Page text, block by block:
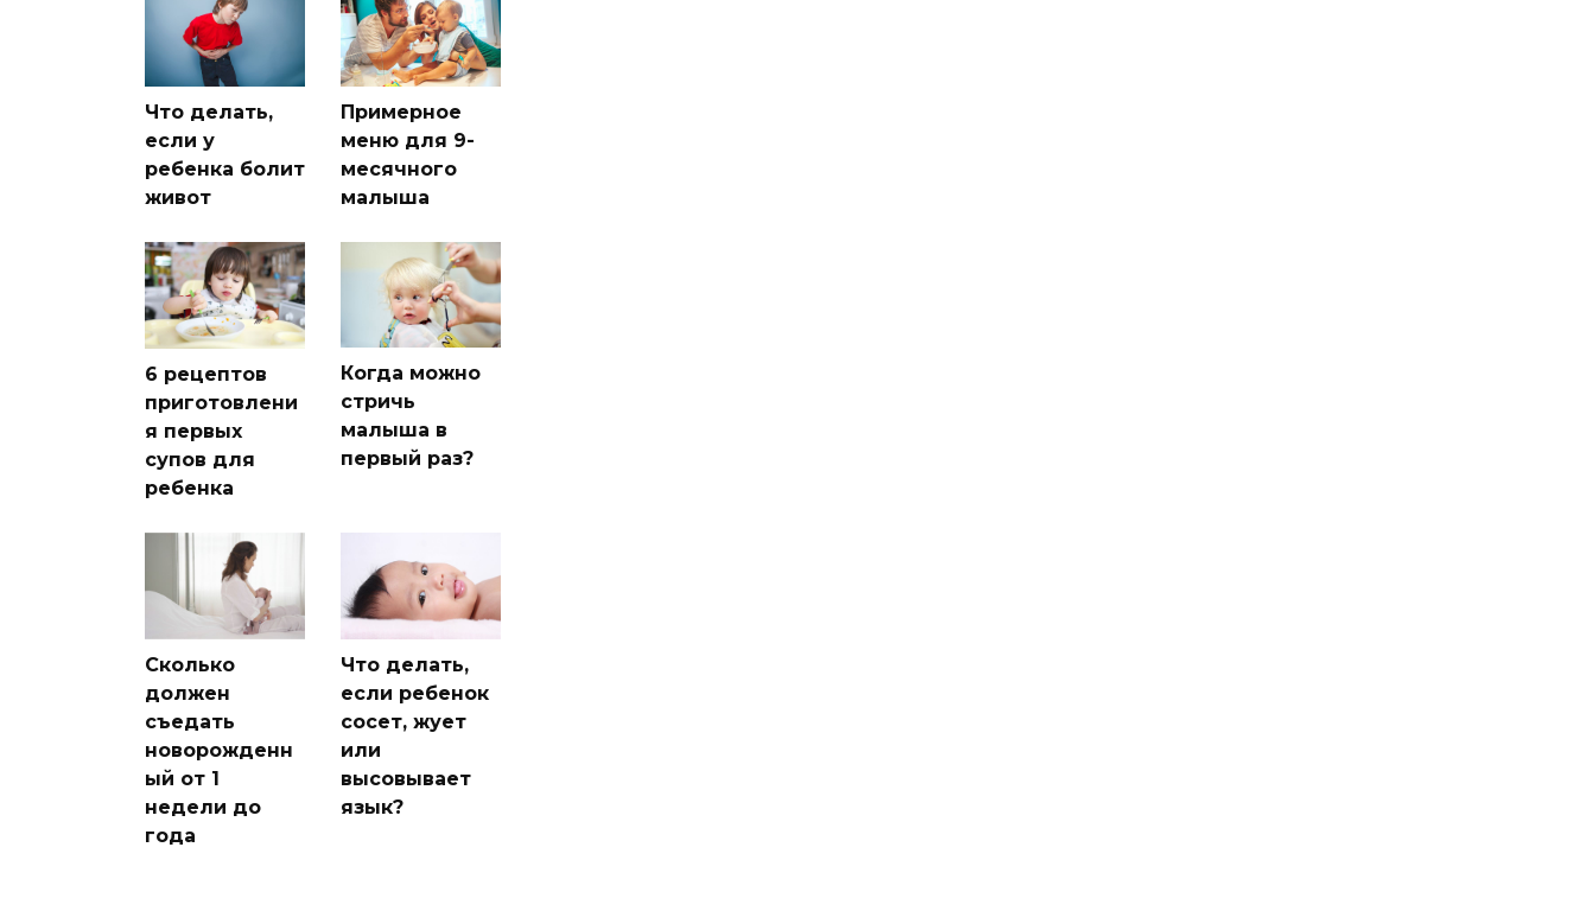
Что делать,
если у
ребенка болит
живот
Примерное
меню для 9-
месячного
малыша
6 рецептов
приготовлени
я первых
супов для
ребенка
Когда можно
стричь
малыша в
первый раз?
Сколько
должен
съедать
новорожденн
ый от 1
недели до
года
Что делать,
если ребенок
сосет, жует
или
высовывает
язык?